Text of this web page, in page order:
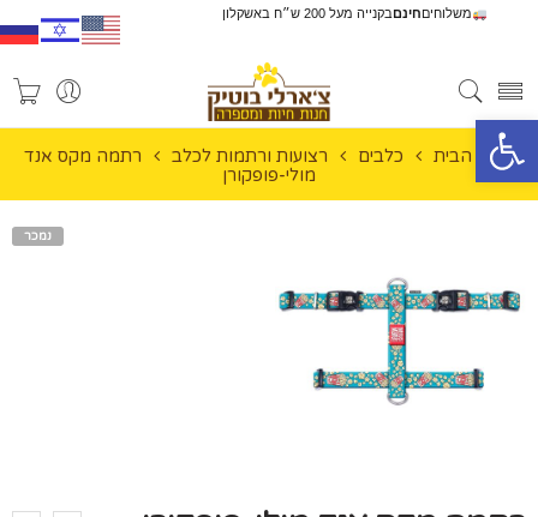
פתח סרגל נגישות
משלוחיםחינםבקנייה מעל 200 ש״ח באשקלון
עמוד הבית כלבים רצועות ורתמות לכלב
רתמה מקס אנד
מולי-פופקורן
נמכר